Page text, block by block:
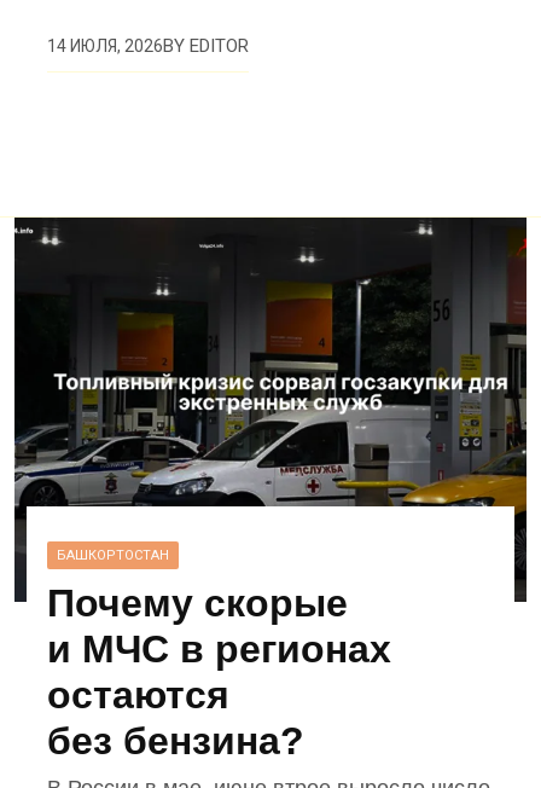
14 ИЮЛЯ, 2026BYEDITOR
БАШКОРТОСТАН
Почему скорые
и МЧС в регионах
остаются
без бензина?